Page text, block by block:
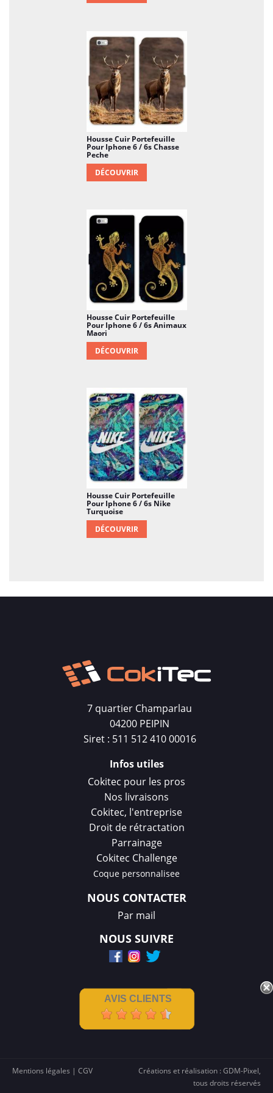
Housse Cuir Portefeuille
Pour Iphone 6 / 6s Chasse
Peche
DÉCOUVRIR
Housse Cuir Portefeuille
Pour Iphone 6 / 6s Animaux
Maori
DÉCOUVRIR
Housse Cuir Portefeuille
Pour Iphone 6 / 6s Nike
Turquoise
DÉCOUVRIR
7 quartier Champarlau
04200 PEIPIN
Siret : 511 512 410 00016
Infos utiles
Cokitec pour les pros
Nos livraisons
Cokitec, l'entreprise
Droit de rétractation
Parrainage
Cokitec Challenge
Coque personnalisee
NOUS CONTACTER
Par mail
NOUS SUIVRE
AVIS CLIENTS
Mentions légales | CGV Créations et réalisation :GDM-Pixel,
tous droits réservés